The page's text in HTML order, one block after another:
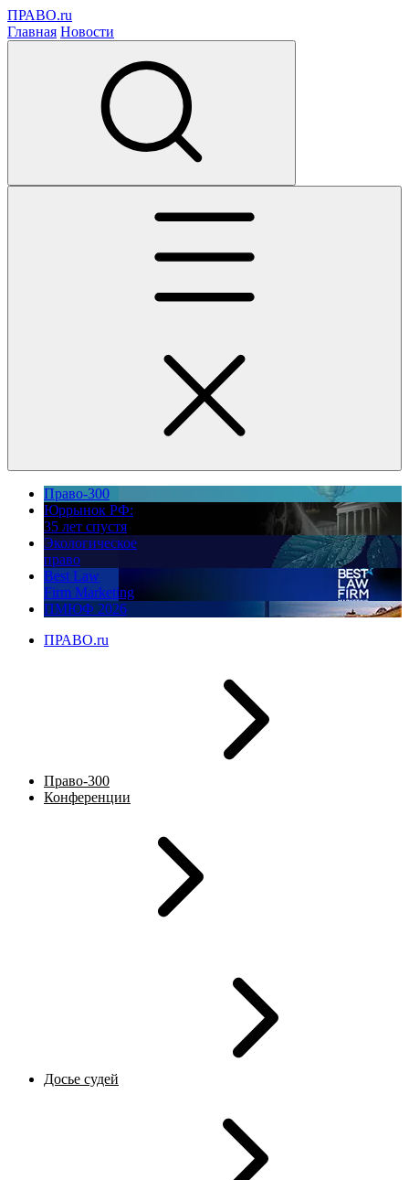
ПРАВО.ru
Главная Новости
Право-300
Юррынок РФ:
35 лет спустя
Экологическое
право
Best Law
Firm Marketing
ПМЮФ 2026
ПРАВО.ru
Право-300
Конференции
Досье судей